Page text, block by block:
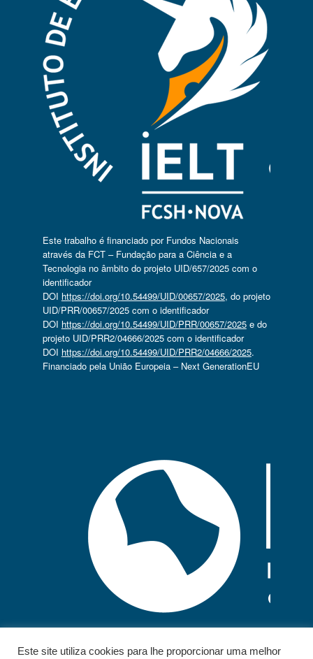
Este trabalho é financiado por Fundos Nacionais
através da FCT – Fundação para a Ciência e a
Tecnologia no âmbito do projeto UID/657/2025 com o
identificador
DOI https://doi.org/10.54499/UID/00657/2025, do projeto
UID/PRR/00657/2025 com o identificador
DOI https://doi.org/10.54499/UID/PRR/00657/2025e do
projeto UID/PRR2/04666/2025 com o identificador
DOI https://doi.org/10.54499/UID/PRR2/04666/2025.
Financiado pela União Europeia – Next GenerationEU
Este site utiliza cookies para lhe proporcionar uma melhor